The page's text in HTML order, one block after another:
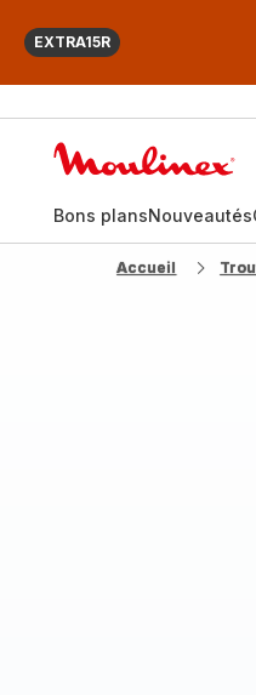
EXTRA15R
Bons plansNouveautés
Accueil